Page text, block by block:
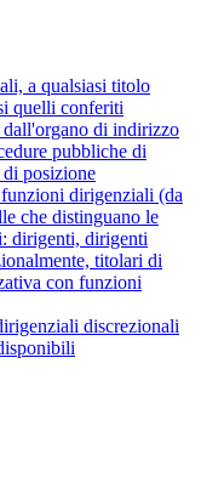
a qualsiasi titolo
quelli conferiti
dall'organo di indirizzo
pubbliche di
posizione
dirigenziali (da
che distinguano le
dirigenti, dirigenti
titolari di
con funzioni
discrezionali